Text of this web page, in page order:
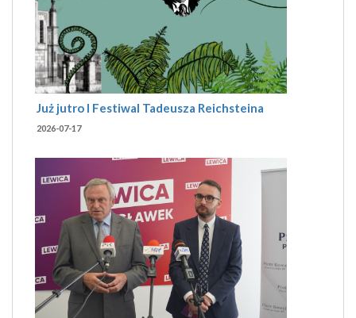
Już jutro I Festiwal Tadeusza Reichsteina
2026-07-17